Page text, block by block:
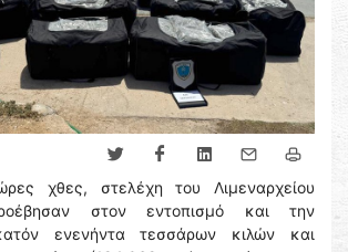
χθες, στελέχη του Λιμεναρχείου
στον εντοπισμό και την
ενενήντα τεσσάρων κιλών και